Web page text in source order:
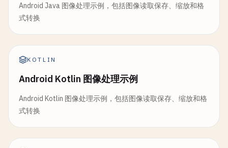
Android Java 图像处理示例，包括图像读取保存、缩放和格
式转换
KOTLIN
Android Kotlin 图像处理示例
Android Kotlin 图像处理示例，包括图像读取保存、缩放和格
式转换